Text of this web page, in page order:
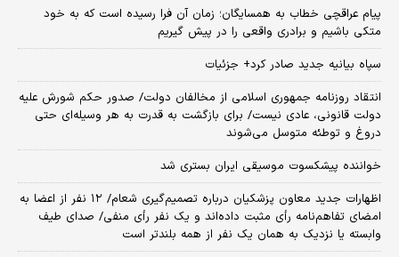
پیام عراقچی خطاب به همسایگان؛ زمان آن فرا رسیده است که به خود
متکی باشیم و برادری واقعی را در پیش گیریم
سپاه بیانیه جدید صادر کرد+ جزئیات
انتقاد روزنامه جمهوری اسلامی از مخالفان دولت/ صدور حکم شورش علیه
دولت قانونی، عادی نیست/ برای بازگشت به قدرت به هر وسیله‌ای حتی
دروغ و توطئه متوسل می‌شوند
خواننده پیشکسوت موسیقی ایران بستری شد
اظهارات جدید معاون پزشکیان درباره تصمیم‌گیری شعام/ ۱۲ نفر از اعضا به
امضای تفاهم‌نامه رأی مثبت داده‌اند و یک نفر رأی منفی/ صدای طیف
وابسته یا نزدیک به همان یک نفر از همه بلندتر است